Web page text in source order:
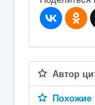
Автор
Похожие